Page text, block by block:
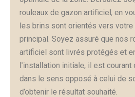
rouleaux de gazon artificiel, en
les brins sont orientés vers votre
principal. Soyez assuré que nos
artificiel sont livrés protégés et
l'installation initiale, il est courant
dans le sens opposé à celui de
d’obtenir le résultat souhaité.